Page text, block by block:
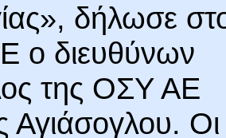
δήλωσε
διευθύνων
της ΟΣΥ ΑΕ
Αγιάσογλου. Οι